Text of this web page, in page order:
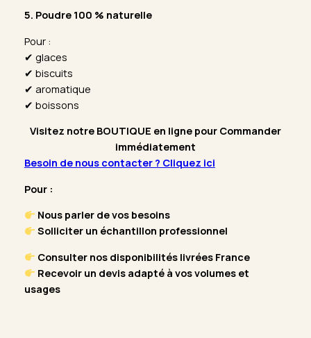
5. Poudre 100 % naturelle
Pour :
✔ glaces
✔ biscuits
✔ aromatique
✔ boissons
Visitez notre BOUTIQUE en ligne pour Commander
immédiatement
Besoin de nous contacter ? Cliquez ici
Pour :
Nous parler de vos besoins
Solliciter un échantillon professionnel
Consulter nos disponibilités livrées France
Recevoir un devis adapté à vos volumes et
usages